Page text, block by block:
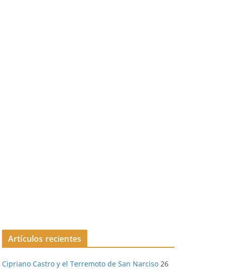
Artículos recientes
Cipriano Castro y el Terremoto de San Narciso 26